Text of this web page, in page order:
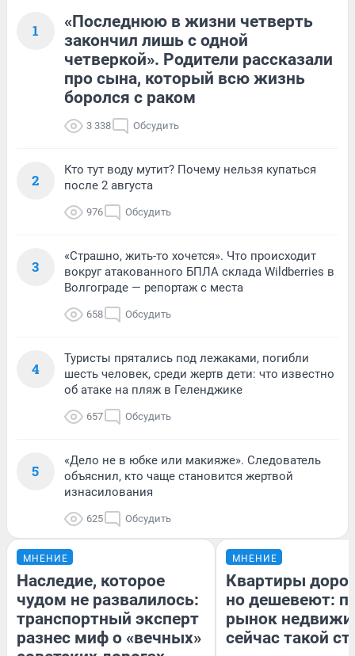
1
«Последнюю в жизни четверть
закончил лишь с одной
четверкой». Родители рассказали
про сына, который всю жизнь
боролся с раком
3 338 Обсудить
2
Кто тут воду мутит? Почему нельзя купаться
после 2 августа
976 Обсудить
3
«Страшно, жить-то хочется». Что происходит
вокруг атакованного БПЛА склада Wildberries в
Волгограде — репортаж с места
658 Обсудить
4
Туристы прятались под лежаками, погибли
шесть человек, среди жертв дети: что известно
об атаке на пляж в Геленджике
657 Обсудить
5
«Дело не в юбке или макияже». Следователь
объяснил, кто чаще становится жертвой
изнасилования
625 Обсудить
МНЕНИЕ
Наследие, которое
чудом не развалилось:
транспортный эксперт
разнес миф о «вечных»
МНЕНИЕ
Квартиры
но дешевеют:
рынок
сейчас такой